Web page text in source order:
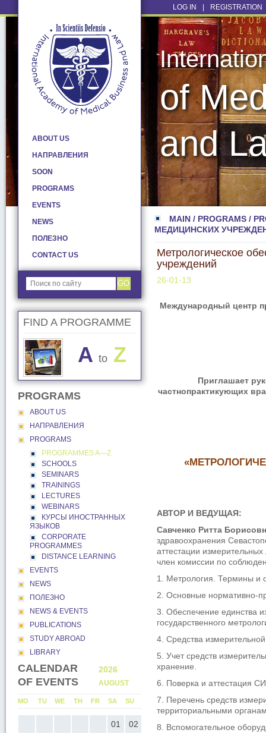
LOG IN REGISTRATION
of
and
ABOUT US
НАПРАВЛЕНИЯ
SOON
PROGRAMS
EVENTS
NEWS
ПОЛЕЗНО
CONTACT US
GO
FIND A PROGRAMME
A toZ
PROGRAMS
ABOUT US
НАПРАВЛЕНИЯ
PROGRAMS
PROGRAMMES A―Z
SCHOOLS
SEMINARS
TRAININGS
LECTURES
WEBINARS
КУРСЫ ИНОСТРАННЫХ
ЯЗЫКОВ
CORPORATE
PROGRAMMES
DISTANCE LEARNING
EVENTS
NEWS
ПОЛЕЗНО
NEWS & EVENTS
PUBLICATIONS
STUDY ABROAD
LIBRARY
CALENDAR
OF EVENTS
2026
AUGUST
MO TU WE TH FR SA SU
01
02
MO TU WE TH FR SA SU
01 02 03 04 05
MAIN / PROGRAMS /
МЕДИЦИНСКИХ
Метрологическое
учреждений
26-01-13
Международный центр
Приглашает
частнопрактикующих
АВТОР И ВЕДУЩАЯ:
Савченко Ритта
здравоохранения
аттестации
член комиссии по
1. Метрология. Термины и
2. Основные нормативно-
3. Обеспечение единства
государственного
4. Средства
5. Учет средств
хранение.
6. Поверка и аттестация
7. Перечень средств
территориальными
8. Вспомогательное